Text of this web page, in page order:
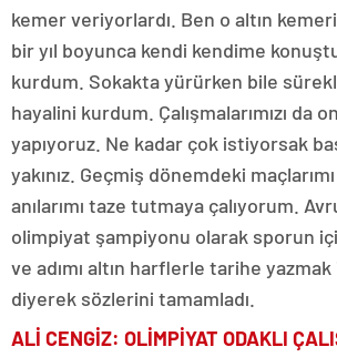
kemer veriyorlardı. Ben o altın
bir yıl boyunca kendi kendime
kurdum. Sokakta yürürken bile
hayalini kurdum. Çalışmalarımızı da
yapıyoruz. Ne kadar çok istiyorsak
yakınız. Geçmiş dönemdeki
anılarımı taze tutmaya çalıyorum.
olimpiyat şampiyonu olarak sporun
ve adımı altın harflerle tarihe
diyerek sözlerini tamamladı.
ALİ CENGİZ: OLİMPİYAT ODAKLI